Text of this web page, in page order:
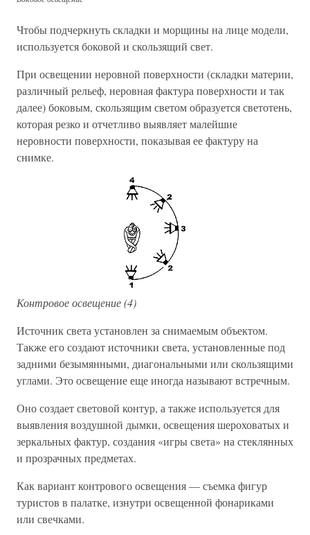
Чтобы подчеркнуть складки и морщины на лице модели,
используется боковой и скользящий свет.
При освещении неровной поверхности (складки материи,
различный рельеф, неровная фактура поверхности и так
далее) боковым, скользящим светом образуется светотень,
которая резко и отчетливо выявляет малейшие
неровности поверхности, показывая ее фактуру на
снимке.
Контровое освещение (4)
Источник света установлен за снимаемым объектом.
Также его создают источники света, установленные под
задними безымянными, диагональными или скользящими
углами. Это освещение еще иногда называют встречным.
Оно создает световой контур, а также используется для
выявления воздушной дымки, освещения шероховатых и
зеркальных фактур, создания «игры света» на стеклянных
и прозрачных предметах.
Как вариант контрового освещения — съемка фигур
туристов в палатке, изнутри освещенной фонариками
или свечками.